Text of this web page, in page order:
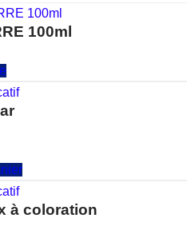
100ml
à coloration